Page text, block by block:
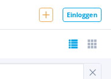
Einloggen